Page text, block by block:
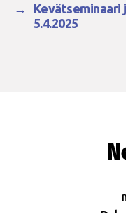
→
Kevätseminaari
5.4.2025